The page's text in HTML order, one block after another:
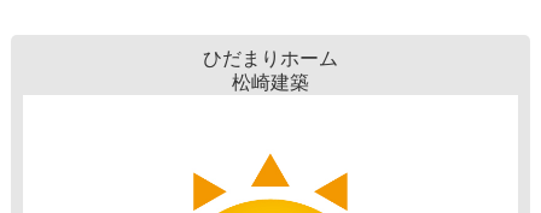
ひだまりホーム
松崎建築